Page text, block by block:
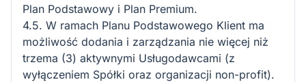
Plan Podstawowy i Plan Premium.
4.5. W ramach Planu Podstawowego Klient ma
możliwość dodania i zarządzania nie więcej niż
trzema (3) aktywnymi Usługodawcami (z
wyłączeniem Spółki oraz organizacji non-profit).